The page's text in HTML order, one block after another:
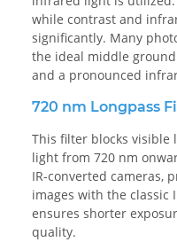
while contrast and
significantly. Many
the ideal middle
and a pronounced
720 nm Longpass
This filter blocks
light from 720 nm
IR-converted cameras,
images with the classic
ensures shorter
quality.